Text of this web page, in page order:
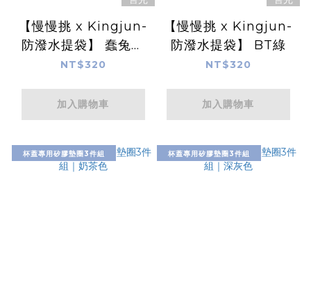
【慢慢挑 x Kingjun-
防潑水提袋】 蠢兔搖
滾粉
NT$320
加入購物車
【慢慢挑 x Kingjun-
防潑水提袋】 BT綠
NT$320
加入購物車
杯蓋專用矽膠墊圈3件組 杯蓋專用矽膠墊圈3件組